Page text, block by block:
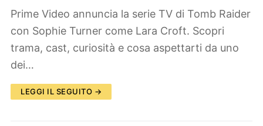
Prime Video annuncia la serie TV di Tomb Raider
con Sophie Turner come Lara Croft. Scopri
trama, cast, curiosità e cosa aspettarti da uno
dei…
LEGGI IL SEGUITO →